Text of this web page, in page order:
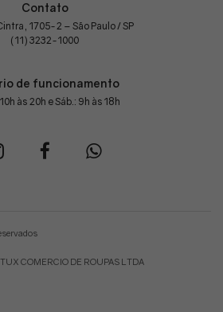
Contato
1705-2 – São Paulo / SP
(11) 3232-1000
de funcionamento
10h às 20h e Sáb.: 9h às 18h
COMERCIO DE ROUPAS LTDA